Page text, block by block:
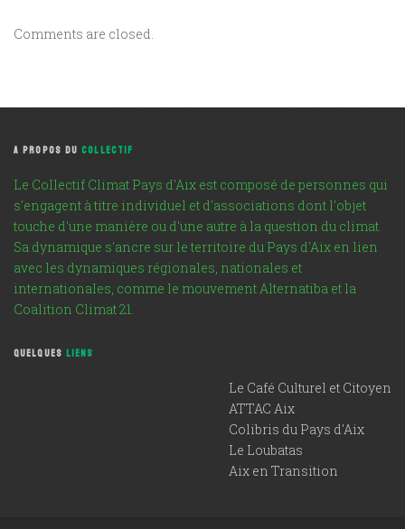
Comments are closed.
A PROPOS DUCOLLECTIF
Le Collectif Climat Pays d'Aix est composé de personnes qui
s'engagent à titre individuel et d'associations dont l'objet
touche d'une manière ou d'une autre à la question du climat.
Sa dynamique s'ancre sur le territoire du Pays d'Aix en lien
avec les dynamiques régionales, nationales et
internationales, comme le mouvement Alternatiba et la
Coalition Climat 21.
QUELQUES LIENS
Le Café Culturel et Citoyen
ATTAC Aix
Colibris du Pays d'Aix
Le Loubatas
Aix en Transition